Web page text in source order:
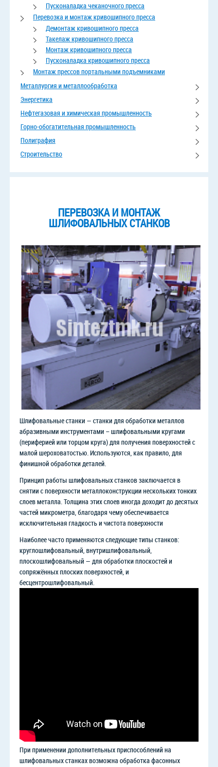
Пусконаладка чеканочного пресса
Перевозка и монтаж кривошипного пресса
Демонтаж кривошипного пресса
Такелаж кривошипного пресса
Монтаж кривошипного пресса
Пусконаладка кривошипного пресса
Монтаж прессов портальными подъемниками
Металлургия и металлообработка
Энергетика
Нефтегазовая и химическая промышленность
Горно-обогатительная промышленность
Полиграфия
Строительство
ПЕРЕВОЗКА И МОНТАЖ
ШЛИФОВАЛЬНЫХ СТАНКОВ
Шлифовальные станки — станки для обработки металлов
абразивными инструментами – шлифовальными кругами
(периферией или торцом круга) для получения поверхностей с
малой шероховатостью. Используются, как правило, для
финишной обработки деталей.
Принцип работы шлифовальных станков заключается в
снятии с поверхности металлоконструкции нескольких тонких
слоев металла. Толщина этих слоев иногда доходит до десятых
частей микрометра, благодаря чему обеспечивается
исключительная гладкость и чистота поверхности
Наиболее часто применяются следующие типы станков:
круглошлифовальный, внутришлифовальный,
плоскошлифовальный — для обработки плоскостей и
сопряжённых плоских поверхностей, и
бесцентрошлифовальный.
При применении дополнительных приспособлений на
шлифовальных станках возможна обработка фасонных